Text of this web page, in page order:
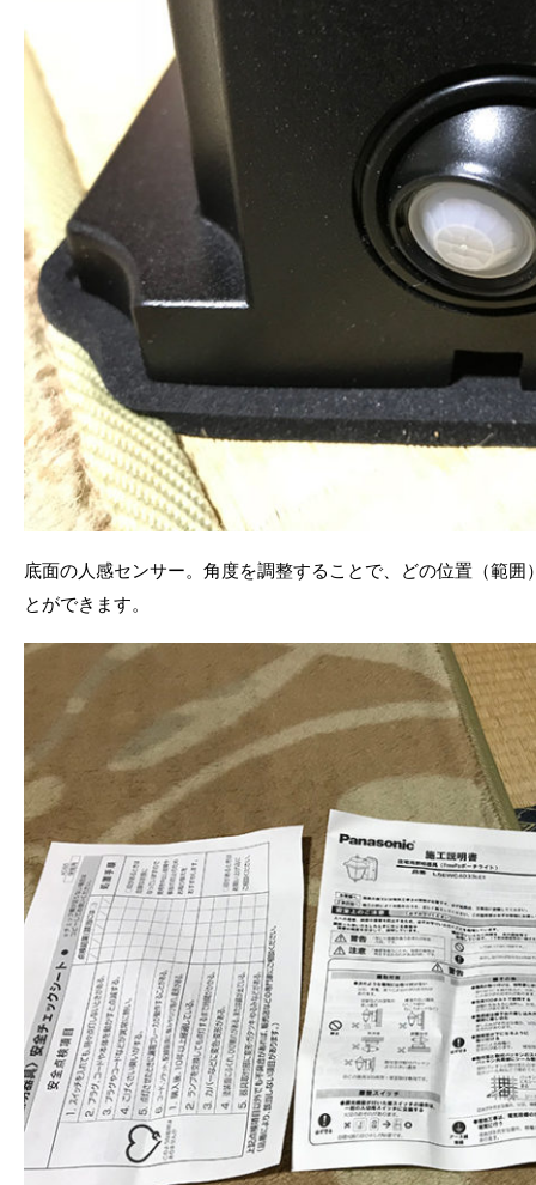
底面の人感センサー。角度を調整することで、どの位置（範
とができます。